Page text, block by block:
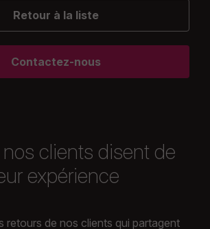
Retour à la liste
Contactez-nous
clients disent de
expérience
retours de nos clients qui partagent